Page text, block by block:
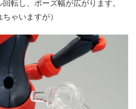
転し、ポーズ幅が広がります。
ゃいますが）